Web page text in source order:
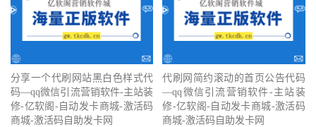
分享一个代刷网站黑白色样式代
码—qq微信引流营销软件-主站装
修-亿软阁-自动发卡商城-激活码
商城-激活码自助发卡网
代刷网简约滚动的首页公告代码
—qq微信引流营销软件-主站装
修-亿软阁-自动发卡商城-激活码
商城-激活码自助发卡网